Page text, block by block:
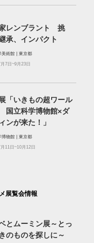
レンブラント 挑
承、インパクト
美術館 | 東京都
7日~9月23日
「いきもの超ワール
国立科学博物館×ダ
ンが来た！」
博物館 | 東京都
11日~10月12日
展覧会情報
とムーミン展～とっ
のものを探しに～